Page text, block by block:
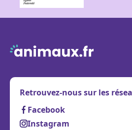
Retrouvez-nous sur les
Facebook
Instagram